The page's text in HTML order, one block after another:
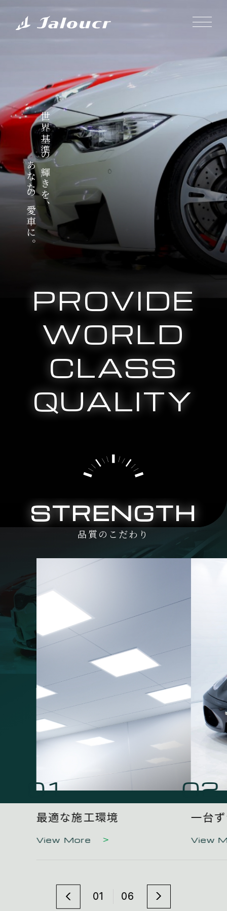
世界基準の輝きを、
あなたの愛車に。
PROVIDE
WORLD
CLASS
QUALITY
STRENGTH
品質のこだわり
01 06
01
最適な施工環境
View More
02
一台
View